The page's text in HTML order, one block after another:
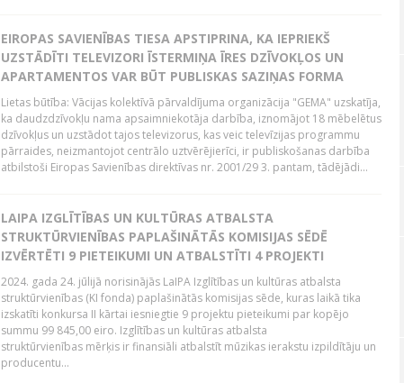
EIROPAS SAVIENĪBAS TIESA APSTIPRINA, KA IEPRIEKŠ
UZSTĀDĪTI TELEVIZORI ĪSTERMIŅA ĪRES DZĪVOKĻOS UN
APARTAMENTOS VAR BŪT PUBLISKAS SAZIŅAS FORMA
Lietas būtība: Vācijas kolektīvā pārvaldījuma organizācija "GEMA" uzskatīja,
ka daudzdzīvokļu nama apsaimniekotāja darbība, iznomājot 18 mēbelētus
dzīvokļus un uzstādot tajos televizorus, kas veic televīzijas programmu
pārraides, neizmantojot centrālo uztvērējierīci, ir publiskošanas darbība
atbilstoši Eiropas Savienības direktīvas nr. 2001/29 3. pantam, tādējādi...
LAIPA IZGLĪTĪBAS UN KULTŪRAS ATBALSTA
STRUKTŪRVIENĪBAS PAPLAŠINĀTĀS KOMISIJAS SĒDĒ
IZVĒRTĒTI 9 PIETEIKUMI UN ATBALSTĪTI 4 PROJEKTI
2024. gada 24. jūlijā norisinājās LaIPA Izglītības un kultūras atbalsta
struktūrvienības (KI fonda) paplašinātās komisijas sēde, kuras laikā tika
izskatīti konkursa II kārtai iesniegtie 9 projektu pieteikumi par kopējo
summu 99 845,00 eiro. Izglītības un kultūras atbalsta
struktūrvienības mērķis ir finansiāli atbalstīt mūzikas ierakstu izpildītāju un
producentu...